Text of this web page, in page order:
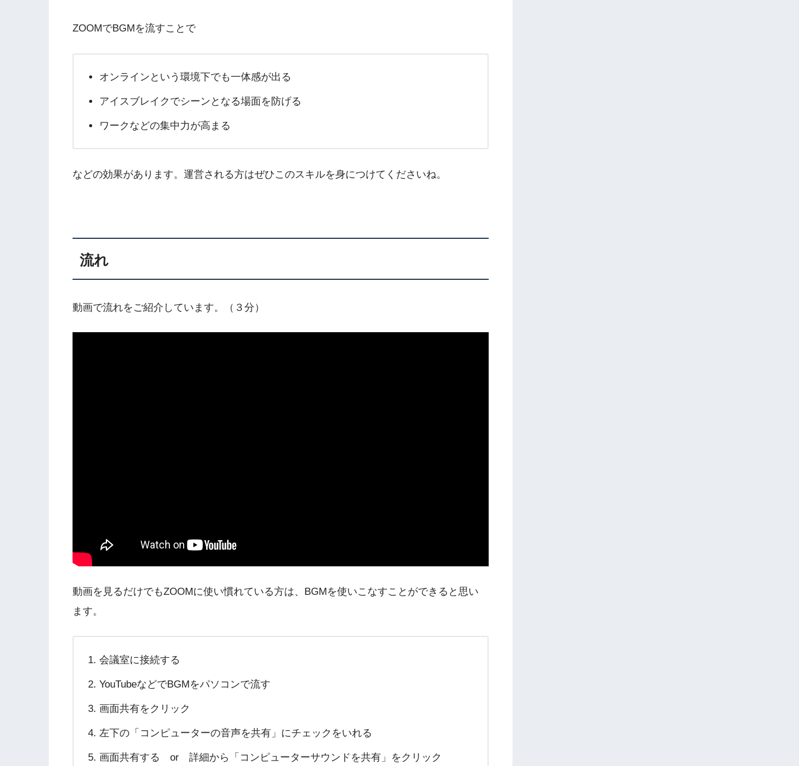
ZOOMでBGMを流すことで
オンラインという環境下でも一体感が出る
アイスブレイクでシーンとなる場面を防げる
ワークなどの集中力が高まる
などの効果があります。運営される方はぜひこのスキルを身につけてくださいね。
流れ
動画で流れをご紹介しています。（３分）
動画を見るだけでもZOOMに使い慣れている方は、BGMを使いこなすことができると思い
ます。
会議室に接続する
YouTubeなどでBGMをパソコンで流す
画面共有をクリック
左下の「コンピューターの音声を共有」にチェックをいれる
画面共有する or 詳細から「コンピューターサウンドを共有」をクリック